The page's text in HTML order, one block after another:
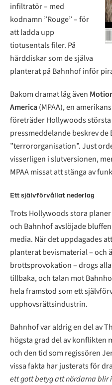
infiltratör – med
kodnamn ”Rouge” – för
att ladda upp
tiotusentals filer. På
hårddiskar som de själva
planterat på Bahnhof inför
Bakom dramat låg även
America(MPAA), en
företräder Hollywoods
pressmeddelande beskrev de
”terrororganisation”. Just
visserligen i slutversionen,
MPAA missat att stänga av
Ett självförvållat nederlag
Trots Hollywoods stora
och Bahnhof avslöjade
media. När det uppdagades
planterat bevismaterial – och
brottsprovokation – drogs
tillbaka, och talan mot
hela framstod som ett
upphovsrättsindustrin.
Bahnhof var aldrig en del av
högsta grad del av konflikten
och den tid som regissören
vissa fakta har justerats för
ett gott betyg att nördarna blir